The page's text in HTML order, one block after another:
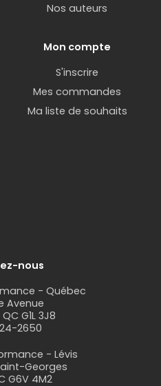
Nos auteurs
Mon compte
S'inscrire
Mes commandes
Ma liste de souhaits
nous
- Québec
Avenue
G1L 3J8
2650
- Lévis
Georges
G6V 4M2